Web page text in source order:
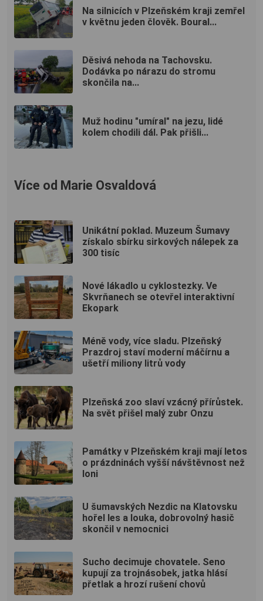
Na silnicích v Plzeňském kraji zemřel
v květnu jeden člověk. Boural...
Děsivá nehoda na Tachovsku.
Dodávka po nárazu do stromu
skončila na...
Muž hodinu "umíral" na jezu, lidé
kolem chodili dál. Pak přišli...
Více od Marie Osvaldová
Unikátní poklad. Muzeum Šumavy
získalo sbírku sirkových nálepek za
300 tisíc
Nové lákadlo u cyklostezky. Ve
Skvrňanech se otevřel interaktivní
Ekopark
Méně vody, více sladu. Plzeňský
Prazdroj staví moderní máčírnu a
ušetří miliony litrů vody
Plzeňská zoo slaví vzácný přírůstek.
Na svět přišel malý zubr Onzu
Památky v Plzeňském kraji mají letos
o prázdninách vyšší návštěvnost než
loni
U šumavských Nezdic na Klatovsku
hořel les a louka, dobrovolný hasič
skončil v nemocnici
Sucho decimuje chovatele. Seno
kupují za trojnásobek, jatka hlásí
přetlak a hrozí rušení chovů